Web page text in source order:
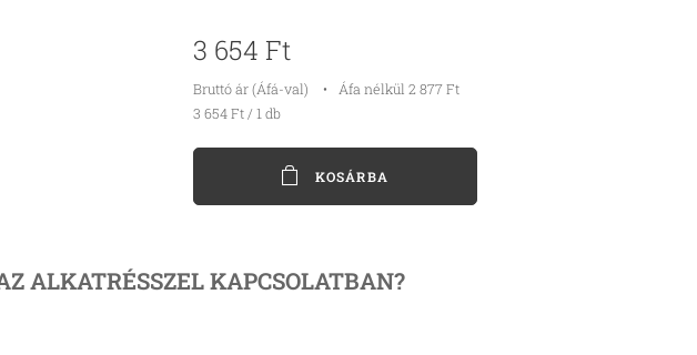
3 654 Ft
Bruttó ár (Áfá-val)
Áfa nélkül 2 877 Ft
3 654 Ft / 1 db
KOSÁRBA
ALKATRÉSSZEL KAPCSOLATBAN?